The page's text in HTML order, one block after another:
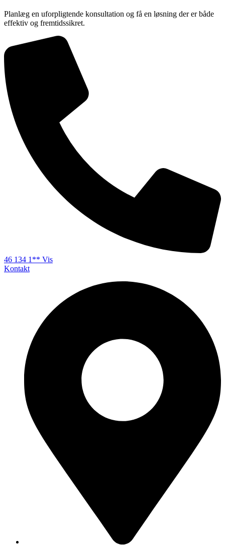
Planlæg en uforpligtende konsultation og få en løsning der er både
effektiv og fremtidssikret.
46 134 1** Vis
Kontakt